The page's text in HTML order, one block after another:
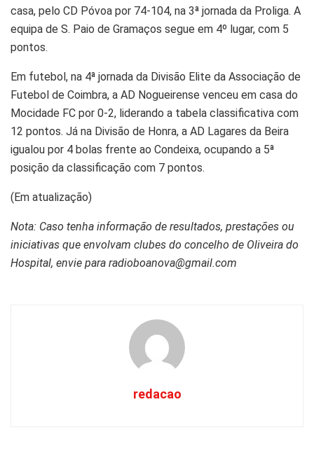
casa, pelo CD Póvoa por 74-104, na 3ª jornada da Proliga. A
equipa de S. Paio de Gramaços segue em 4º lugar, com 5
pontos.
Em futebol, na 4ª jornada da Divisão Elite da Associação de
Futebol de Coimbra, a AD Nogueirense venceu em casa do
Mocidade FC por 0-2, liderando a tabela classificativa com
12 pontos. Já na Divisão de Honra, a AD Lagares da Beira
igualou por 4 bolas frente ao Condeixa, ocupando a 5ª
posição da classificação com 7 pontos.
(Em atualização)
Nota: Caso tenha informação de resultados, prestações ou
iniciativas que envolvam clubes do concelho de Oliveira do
Hospital, envie para radioboanova@gmail.com
redacao